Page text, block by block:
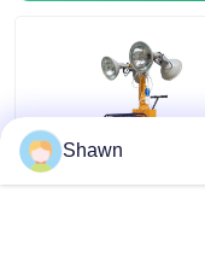
Shawn